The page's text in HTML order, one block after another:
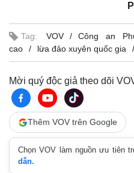
Tag: VOV Công an
cao
lừa đảo xuyên quốc gia
Mời quý độc giả theo dõi
Thêm VOV trên Google
Chọn VOV làm nguồn ưu tiên
dẫn.